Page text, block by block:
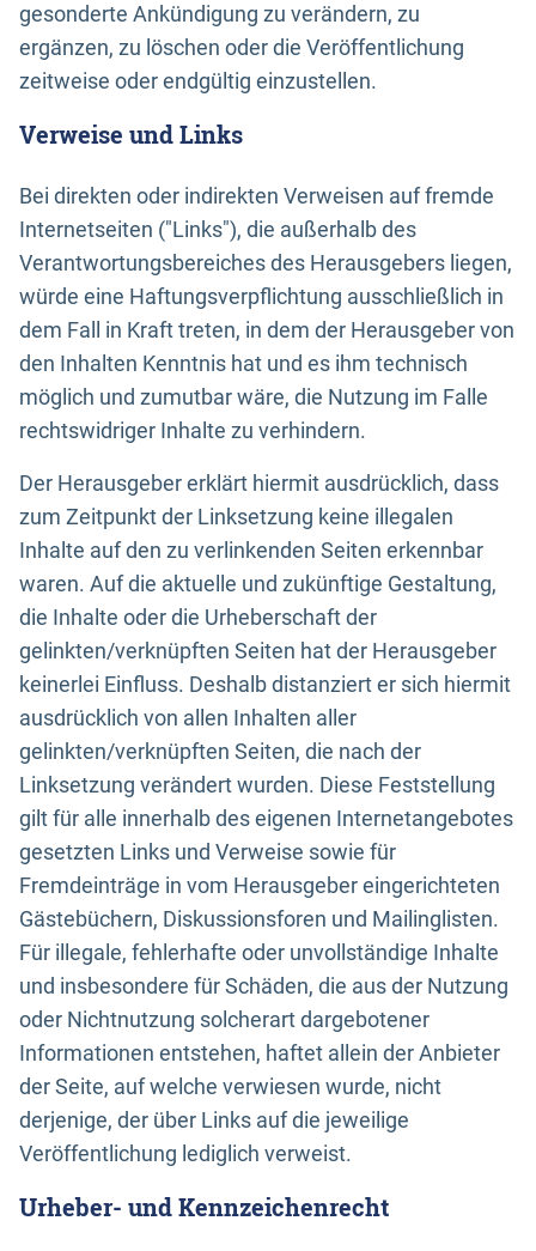
gesonderte Ankündigung zu verändern, zu
ergänzen, zu löschen oder die Veröffentlichung
zeitweise oder endgültig einzustellen.
Verweise und Links
Bei direkten oder indirekten Verweisen auf fremde
Internetseiten ("Links"), die außerhalb des
Verantwortungsbereiches des Herausgebers liegen,
würde eine Haftungsverpflichtung ausschließlich in
dem Fall in Kraft treten, in dem der Herausgeber von
den Inhalten Kenntnis hat und es ihm technisch
möglich und zumutbar wäre, die Nutzung im Falle
rechtswidriger Inhalte zu verhindern.
Der Herausgeber erklärt hiermit ausdrücklich, dass
zum Zeitpunkt der Linksetzung keine illegalen
Inhalte auf den zu verlinkenden Seiten erkennbar
waren. Auf die aktuelle und zukünftige Gestaltung,
die Inhalte oder die Urheberschaft der
gelinkten/verknüpften Seiten hat der Herausgeber
keinerlei Einfluss. Deshalb distanziert er sich hiermit
ausdrücklich von allen Inhalten aller
gelinkten/verknüpften Seiten, die nach der
Linksetzung verändert wurden. Diese Feststellung
gilt für alle innerhalb des eigenen Internetangebotes
gesetzten Links und Verweise sowie für
Fremdeinträge in vom Herausgeber eingerichteten
Gästebüchern, Diskussionsforen und Mailinglisten.
Für illegale, fehlerhafte oder unvollständige Inhalte
und insbesondere für Schäden, die aus der Nutzung
oder Nichtnutzung solcherart dargebotener
Informationen entstehen, haftet allein der Anbieter
der Seite, auf welche verwiesen wurde, nicht
derjenige, der über Links auf die jeweilige
Veröffentlichung lediglich verweist.
Urheber- und Kennzeichenrecht